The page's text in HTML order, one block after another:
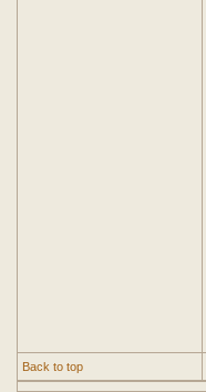
Back to top